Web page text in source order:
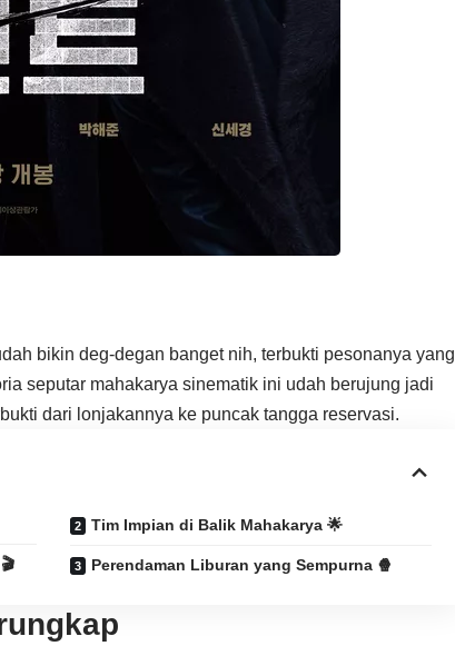
bikin deg-degan banget nih, terbukti pesonanya yang
seputar mahakarya sinematik ini udah berujung jadi
dari lonjakannya ke puncak tangga reservasi.
Tim Impian di Balik Mahakarya 🌟
Perendaman Liburan yang Sempurna 🍿